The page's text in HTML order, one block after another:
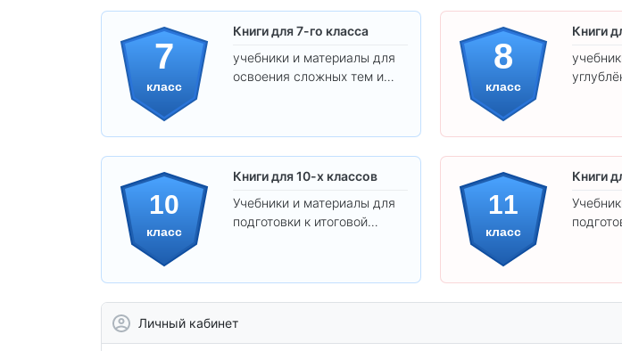
7
класс
Книги для 7-го класса
учебники и материалы для
освоения сложных тем и
8
класс
Книги
10
класс
Книги для 10-х классов
Учебники и материалы для
подготовки к итоговой
11
класс
Книги
Личный кабинет